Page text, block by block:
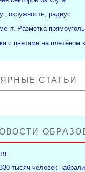
окружность, радиус
Разметка
с цветами на плетёном
СТАТЬИ
тысяч человек